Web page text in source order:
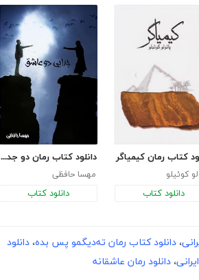
کتاب رمان کیمیاگر
کوئیلو
دانلود کتاب
دانلود کتاب رمان دو جدایی عاشقانه
مهسا حافظی
دانلود کتاب
، دانلود کتاب رمان ته‌دیگمو پس بده، دانلود
، دانلود رمان عاشقانه